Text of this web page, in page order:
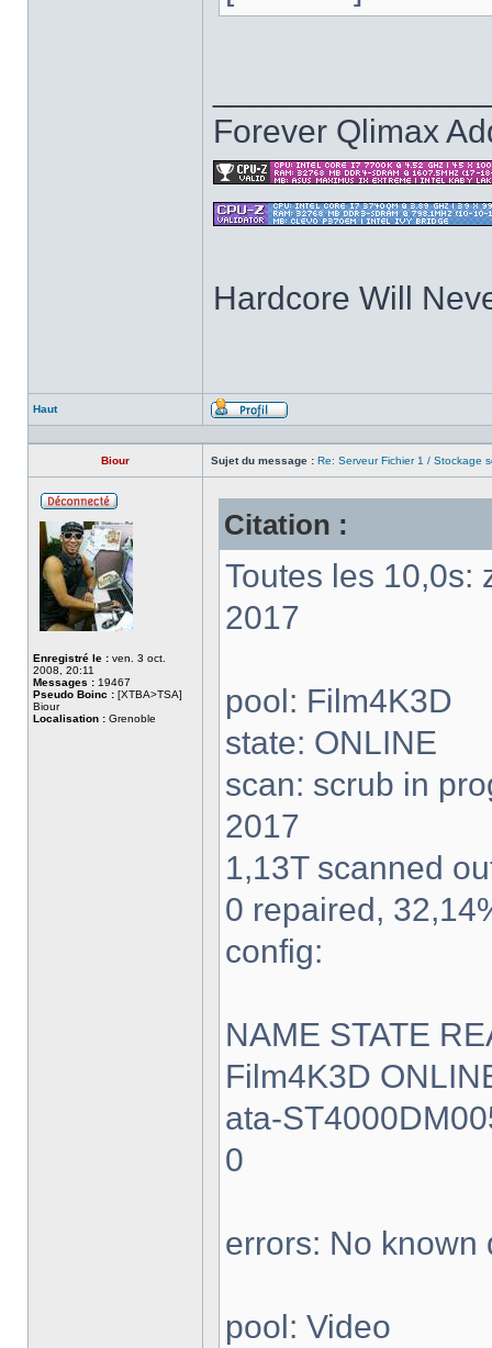
Forever Qlimax
Hardcore Will
Haut
Profil
Biour Sujet du message : Re: Serveur Fichier 1 / Stockage
ligne
Enregistré le : ven. 3 oct.
2008, 20:11
Messages : 19467
Pseudo Boinc : [XTBA>TSA]
Biour
Localisation : Grenoble
Citation :
Toutes les 10,0s:
2017
pool: Film4K3D
state: ONLINE
scan: scrub in
2017
1,13T scanned
0 repaired,
config:
NAME STATE
Film4K3D
ata-
0
errors: No known
pool: Video